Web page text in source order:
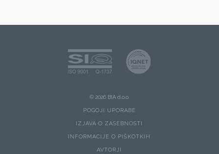
© 2026 BIA d.o.o.
POGOJI UPORABE
IZJAVA O ZASEBNOSTI
INFORMACIJE O PIŠKOTKIH
AVTORJI